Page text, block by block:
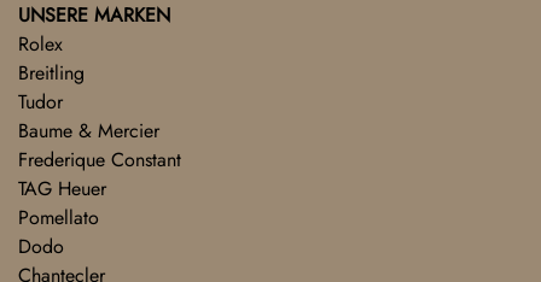
UNSERE MARKEN
Rolex
Breitling
Tudor
Baume & Mercier
Frederique Constant
TAG Heuer
Pomellato
Dodo
Chantecler